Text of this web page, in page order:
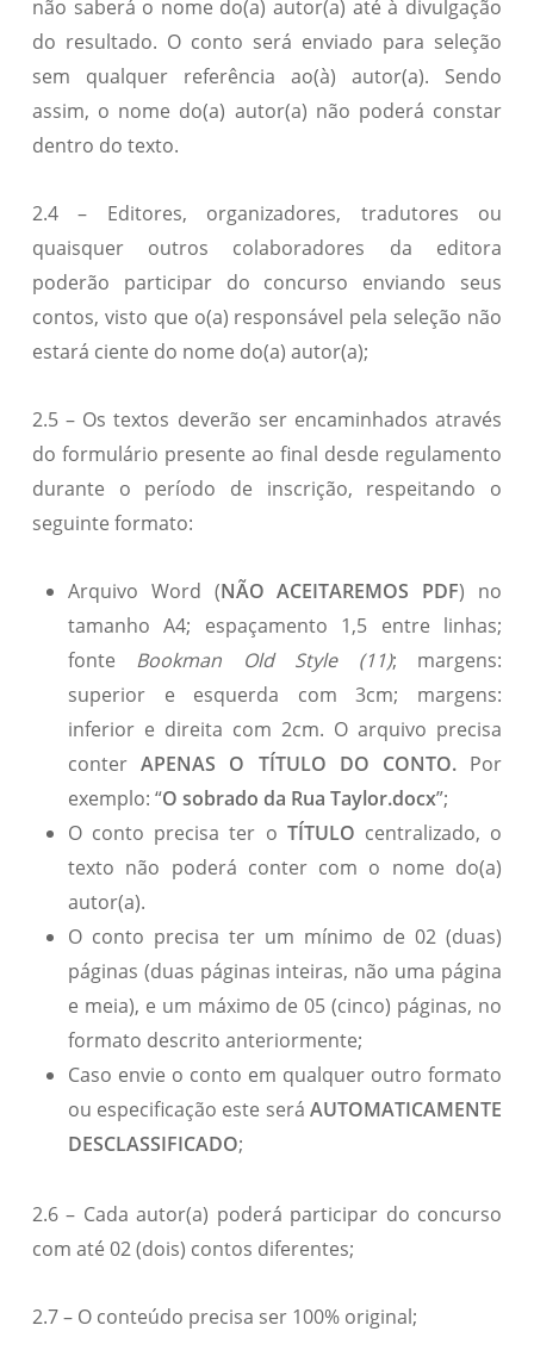
não saberá o nome do(a) autor(a) até à divulgação
do resultado. O conto será enviado para seleção
sem qualquer referência ao(à) autor(a). Sendo
assim, o nome do(a) autor(a) não poderá constar
dentro do texto.
2.4 – Editores, organizadores, tradutores ou
quaisquer outros colaboradores da editora
poderão participar do concurso enviando seus
contos, visto que o(a) responsável pela seleção não
estará ciente do nome do(a) autor(a);
2.5 – Os textos deverão ser encaminhados através
do formulário presente ao final desde regulamento
durante o período de inscrição, respeitando o
seguinte formato:
Arquivo Word (NÃO ACEITAREMOS PDF) no
tamanho A4; espaçamento 1,5 entre linhas;
fonte Bookman Old Style (11); margens:
superior e esquerda com 3cm; margens:
inferior e direita com 2cm. O arquivo precisa
conterAPENAS O TÍTULO DO CONTO. Por
exemplo: “O sobrado da Rua Taylor.docx”;
O conto precisa ter o TÍTULO centralizado, o
texto não poderá conter com o nome do(a)
autor(a).
O conto precisa ter um mínimo de 02 (duas)
páginas (duas páginas inteiras, não uma página
e meia), e um máximo de 05 (cinco) páginas, no
formato descrito anteriormente;
Caso envie o conto em qualquer outro formato
ou especificação este seráAUTOMATICAMENTE
DESCLASSIFICADO;
2.6 – Cada autor(a) poderá participar do concurso
com até 02 (dois) contos diferentes;
2.7 – O conteúdo precisa ser 100% original;